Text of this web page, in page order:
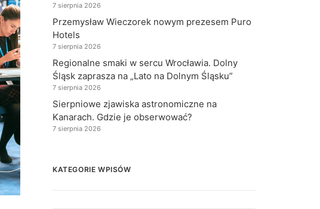
7 sierpnia 2026
Przemysław Wieczorek nowym prezesem Puro
Hotels
7 sierpnia 2026
Regionalne smaki w sercu Wrocławia. Dolny
Śląsk zaprasza na „Lato na Dolnym Śląsku”
7 sierpnia 2026
Sierpniowe zjawiska astronomiczne na
Kanarach. Gdzie je obserwować?
7 sierpnia 2026
KATEGORIE WPISÓW